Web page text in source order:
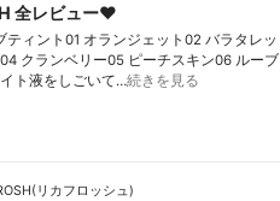
全レビュー❤️
ィント01 オランジェット02 バラタレッ
クランベリー05 ピーチスキン06 ルーブ
ト液をしごいて…続きを見る
リカフロッシュ)